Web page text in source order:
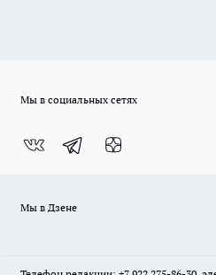
Мы в социальных сетях
Мы в Дзене